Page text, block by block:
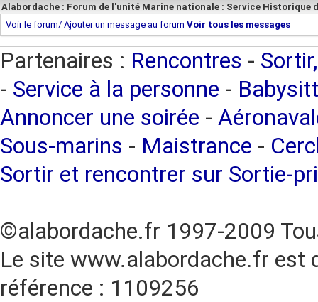
Alabordache : Forum de l'unité Marine nationale : Service Historique
Voir le forum/ Ajouter un message au forum Voir tous les messages
Partenaires : Rencontres -
- Service à la personne -
Annoncer une soirée -
Sous-marins - Maistrance -
Sortir et rencontrer sur Sortie-
©alabordache.fr 1997-2009
Le site www.alabordache.fr est
référence : 1109256